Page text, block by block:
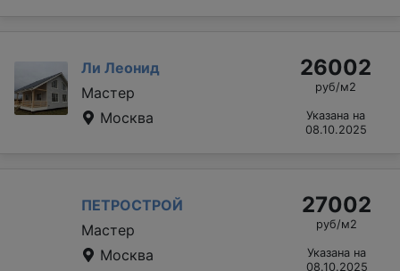
Ли Леонид
Мастер
Москва
26002
руб/м2
Указана на
08.10.2025
ПЕТРОСТРОЙ
Мастер
Москва
27002
руб/м2
Указана на
08.10.2025